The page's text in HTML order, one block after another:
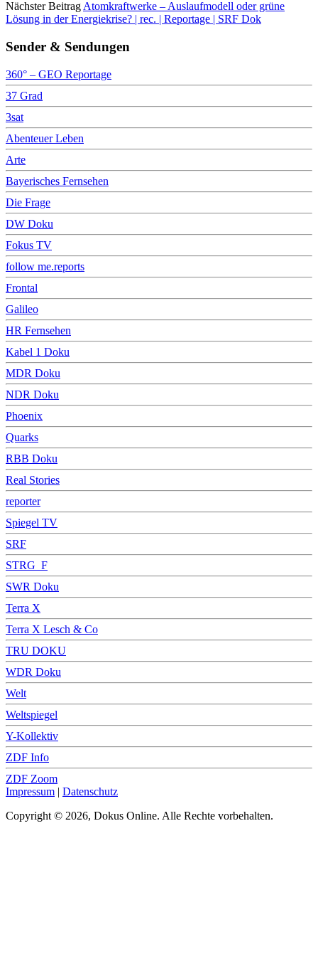
Nächster Beitrag Atomkraftwerke – Auslaufmodell oder grüne
Lösung in der Energiekrise? | rec. | Reportage | SRF Dok
Sender & Sendungen
360° – GEO Reportage
37 Grad
3sat
Abenteuer Leben
Arte
Bayerisches Fernsehen
Die Frage
DW Doku
Fokus TV
follow me.reports
Frontal
Galileo
HR Fernsehen
Kabel 1 Doku
MDR Doku
NDR Doku
Phoenix
Quarks
RBB Doku
Real Stories
reporter
Spiegel TV
SRF
STRG_F
SWR Doku
Terra X
Terra X Lesch & Co
TRU DOKU
WDR Doku
Welt
Weltspiegel
Y-Kollektiv
ZDF Info
ZDF Zoom
Impressum | Datenschutz
Copyright © 2026, Dokus Online. Alle Rechte vorbehalten.